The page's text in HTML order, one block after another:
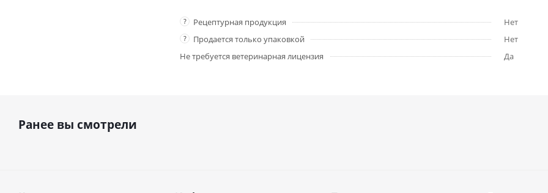
? Рецептурная продукция Нет
? Продается только упаковкой
Нет
Не требуется ветеринарная лицензия
Да
Ранее вы смотрели